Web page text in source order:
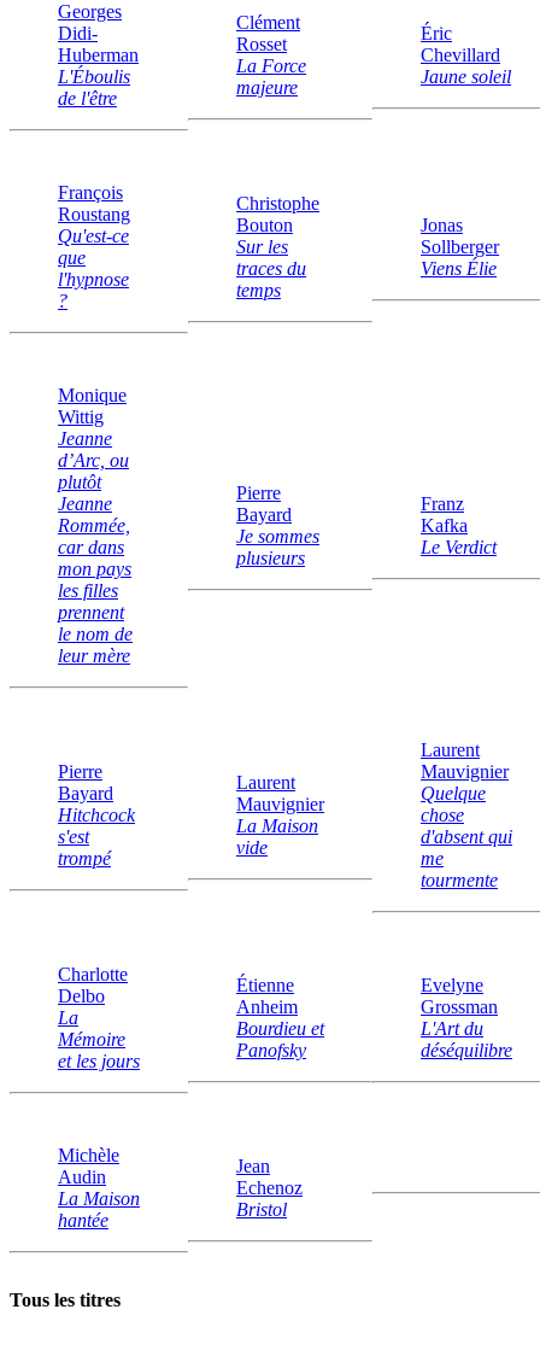
Georges
Didi-
Huberman
L'Éboulis
de l'être
Clément
Rosset
La Force
majeure
Éric
Chevillard
Jaune soleil
François
Roustang
Qu'est-ce
que
l'hypnose
?
Christophe
Bouton
Sur les
traces du
temps
Jonas
Sollberger
Viens Élie
Monique
Wittig
Jeanne
d’Arc, ou
plutôt
Jeanne
Rommée,
car dans
mon pays
les filles
prennent
le nom de
leur mère
Pierre
Bayard
Je sommes
plusieurs
Franz
Kafka
Le Verdict
Pierre
Bayard
Hitchcock
s'est
trompé
Laurent
Mauvignier
La Maison
vide
Laurent
Mauvignier
Quelque
chose
d'absent qui
me
tourmente
Charlotte
Delbo
La
Mémoire
et les jours
Étienne
Anheim
Bourdieu et
Panofsky
Evelyne
Grossman
L'Art du
déséquilibre
Michèle
Audin
La Maison
hantée
Jean
Echenoz
Bristol
Tous les titres